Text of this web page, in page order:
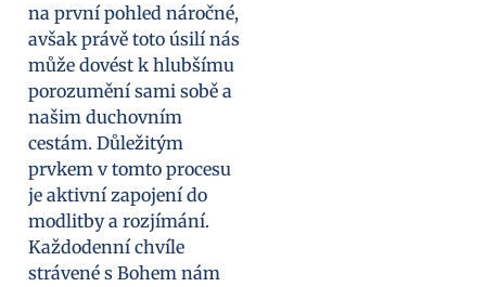
na první pohled náročné,
avšak právě toto úsilí nás
může dovést k hlubšímu
porozumění sami sobě a
našim duchovním
cestám. Důležitým
prvkem v tomto procesu
je aktivní zapojení do
modlitby a rozjímání.
Každodenní chvíle
strávené s Bohem nám